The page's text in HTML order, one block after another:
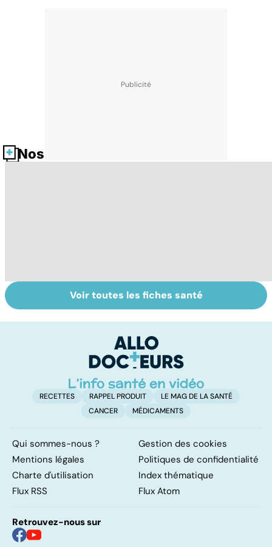
Nos fiches santé
Automutilation :
des ados en
Brûlures : la prise
en charge des
Voir toutes les fiches santé
RECETTES RAPPEL PRODUIT
LE MAG DE LA SANTÉ
CANCER
MÉDICAMENTS
Qui sommes-nous ?
Gestion des cookies
Mentions légales
Politiques de confidentialité
Charte d'utilisation
Index thématique
Flux RSS
Flux Atom
Retrouvez-nous sur